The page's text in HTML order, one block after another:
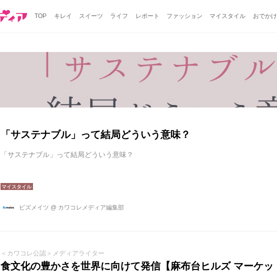
TOP キレイ スイーツ ライフ レポート ファッション マイスタイル おでかけ
「サステナブル」って結局どういう意味？
「サステナブル」って結局どういう意味？
ビズメイツ @ カワコレメディア編集部
＜カワコレ公認＞メディアライター
食文化の豊かさを世界に向けて発信【麻布台ヒルズ マーケッ